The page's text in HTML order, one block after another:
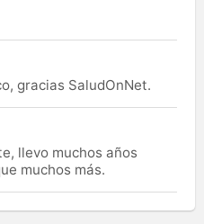
gracias SaludOnNet.
llevo muchos años
muchos más.